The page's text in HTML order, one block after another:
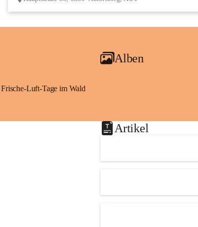
Alben
Frische-Luft-Tage im Wald
Artikel